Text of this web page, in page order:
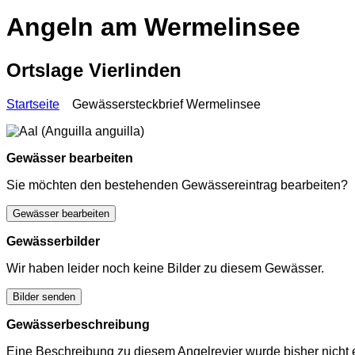
Angeln am Wermelinsee
Ortslage Vierlinden
Startseite Gewässersteckbrief Wermelinsee
Gewässer bearbeiten
Sie möchten den bestehenden Gewässereintrag bearbeiten?
Gewässer bearbeiten
Gewässerbilder
Wir haben leider noch keine Bilder zu diesem Gewässer.
Bilder senden
Gewässerbeschreibung
Eine Beschreibung zu diesem Angelrevier wurde bisher nicht